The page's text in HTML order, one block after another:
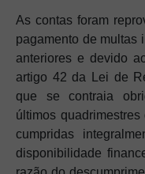
As contas foram
pagamento de multas
anteriores e devido
artigo 42 da Lei de
que se contraia
últimos
cumpridas
disponibilidade